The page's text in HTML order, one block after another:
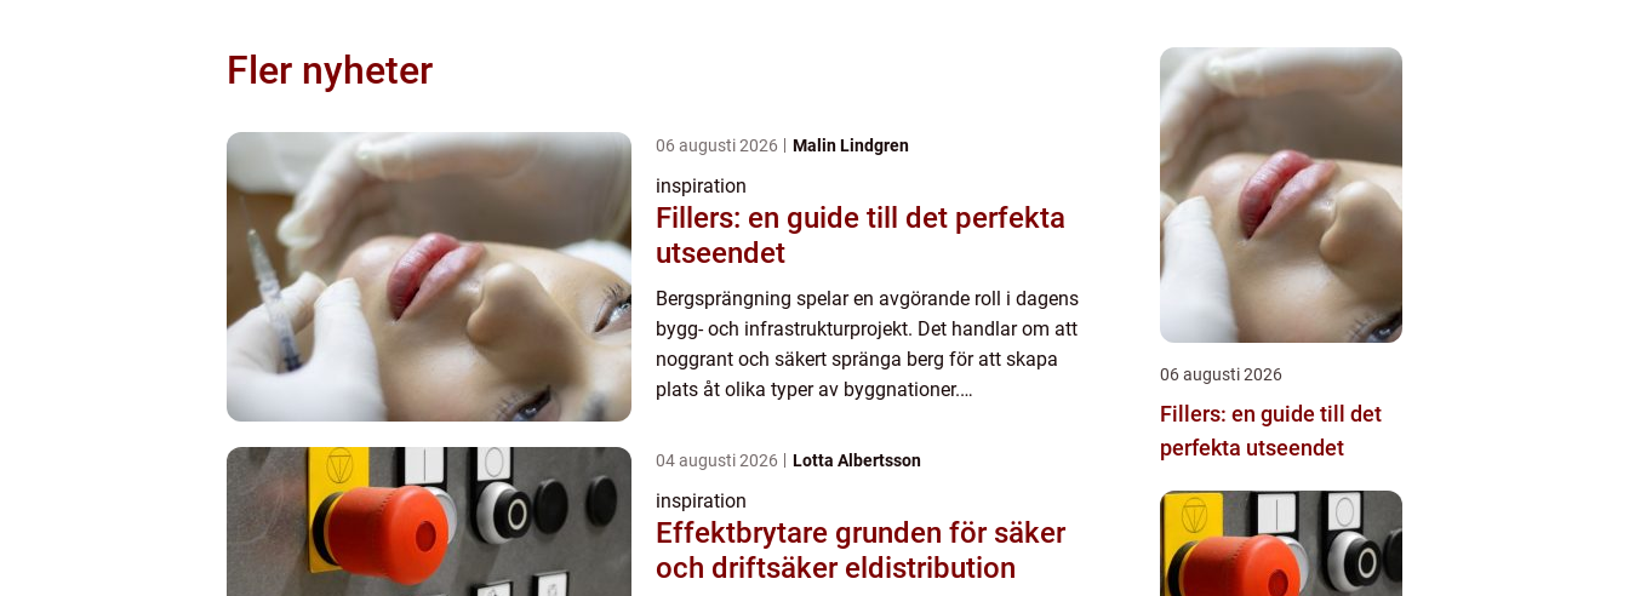
Fler nyheter
06 augusti 2026 Malin Lindgren
inspiration
Fillers: en guide till det perfekta
utseendet
Bergsprängning spelar en avgörande roll i dagens
bygg- och infrastrukturprojekt. Det handlar om att
noggrant och säkert spränga berg för att skapa
plats åt olika typer av byggnationer.
04 augusti 2026 Lotta Albertsson
inspiration
Effektbrytare grunden för säker
och driftsäker eldistribution
06 augusti 2026
Fillers: en guide till det
perfekta utseendet